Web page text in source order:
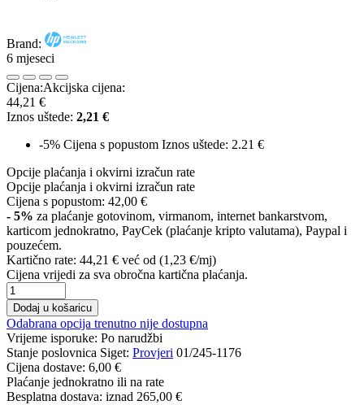
Brand:
6 mjeseci
Cijena:Akcijska cijena:
44,21 €
Iznos uštede: 2,21 €
-5% Cijena s popustom Iznos uštede: 2.21 €
Opcije plaćanja i okvirni izračun rate
Opcije plaćanja i okvirni izračun rate
Cijena s popustom: 42,00 €
- 5% za plaćanje gotovinom, virmanom, internet bankarstvom,
karticom jednokratno, PayCek (plaćanje kripto valutama), Paypal i
pouzećem.
Kartično rate: 44,21 € već od (1,23 €/mj)
Cijena vrijedi za sva obročna kartična plaćanja.
Dodaj u košaricu
Odabrana opcija trenutno nije dostupna
Vrijeme isporuke: Po narudžbi
Stanje poslovnica Siget: Provjeri 01/245-1176
Cijena dostave: 6,00 €
Plaćanje jednokratno ili na rate
Besplatna dostava: iznad 265,00 €